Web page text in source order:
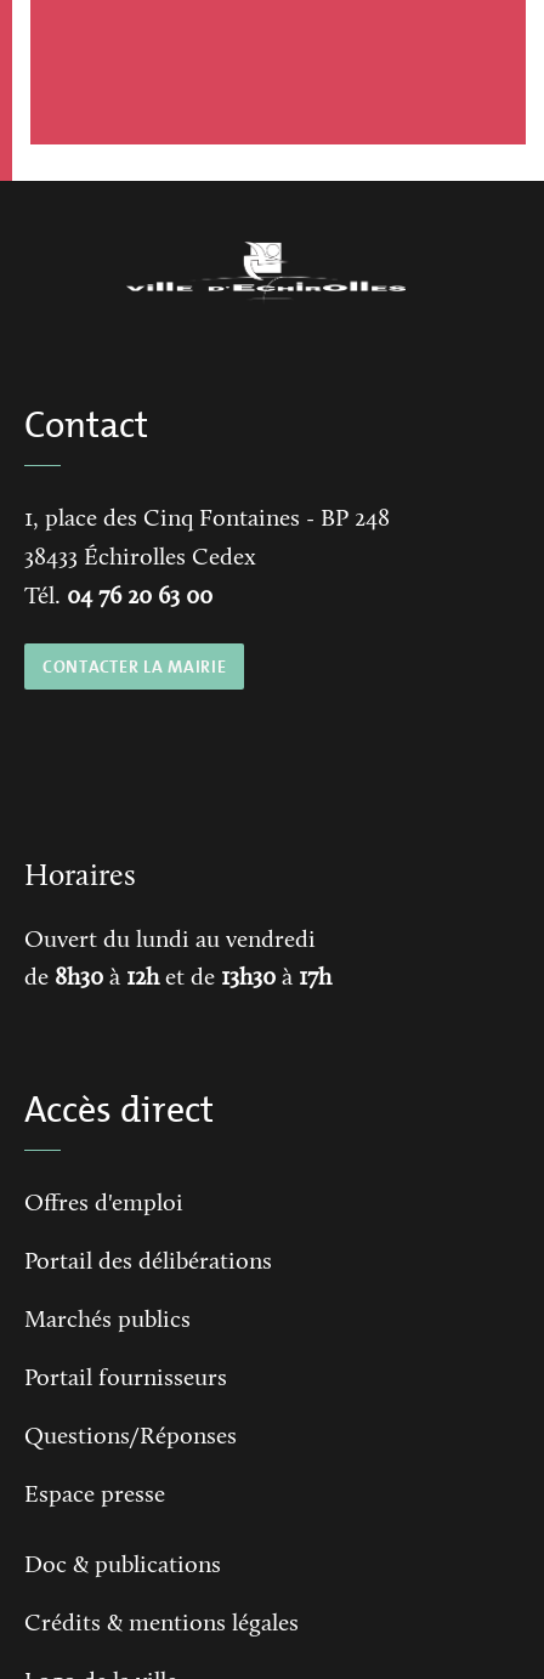
Contact
1, place des Cinq Fontaines - BP 248
38433 Échirolles Cedex
Tél. 04 76 20 63 00
CONTACTER LA MAIRIE
Horaires
Ouvert du lundi au vendredi
de 8h30 à 12het de 13h30 à 17h
Accès direct
Offres d'emploi
Portail des délibérations
Marchés publics
Portail fournisseurs
Questions/Réponses
Espace presse
Doc & publications
Crédits & mentions légales